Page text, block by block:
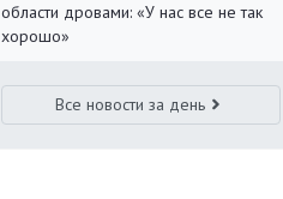
области дровами: «У нас все не так
хорошо»
Все новости за день